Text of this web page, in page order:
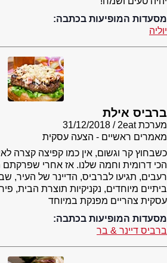
מסעדות המופיעות בכתבה:
יוליה
ברביס אילת
מערכת 2eat
31/12/2018
מאמרים ראשיים - הצעה עסקית
כשבחוץ קר וגשום, אין כמו קפיצה קצרה
הכי דרומית וחמה שלנו. אז אחרי שפרקתם
רעבים, תגיעו לברביס, הדיינר של העיר,
ביתיים מיוחדים, נקניקיות תוצרת הבית,
עסקית צהריים מפנקת במיוחד
מסעדות המופיעות בכתבה:
ברביס דיינר & בר